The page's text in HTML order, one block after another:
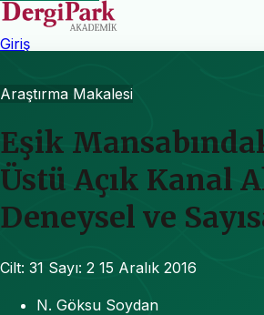
Giriş
Araştırma Makalesi
Eşik
Üstü Açık Kanal
Deneysel ve
Cilt: 31 Sayı: 2 15 Aralık 2016
N. Göksu Soydan